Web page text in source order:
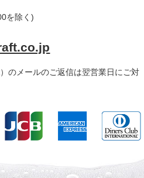
を除く)
のメールのご返信は翌営業日にご対